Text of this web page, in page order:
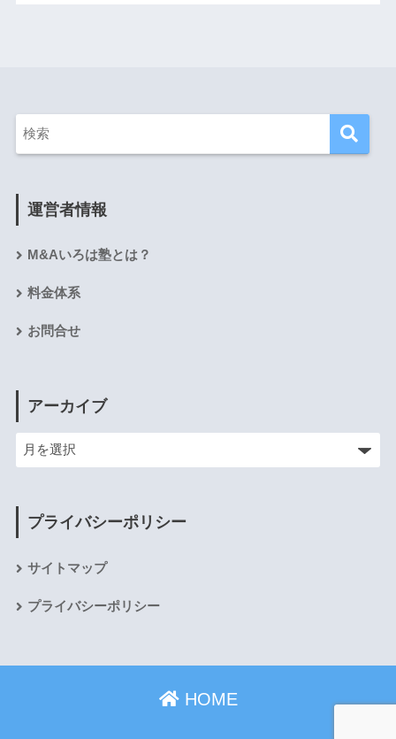
運営者情報
M&Aいろは塾とは？
料金体系
お問合せ
アーカイブ
プライバシーポリシー
サイトマップ
プライバシーポリシー
HOME